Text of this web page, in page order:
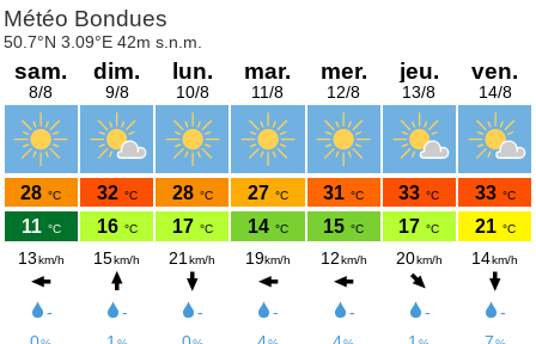
Météo Bondues
50.7°N 3.09°E 42m s.n.m.
sam.
8/8
28 °C
11 °C
13km/h
-
dim.
9/8
32 °C
16 °C
15km/h
-
lun.
10/8
28 °C
17 °C
21 km/h
-
mar.
11/8
27 °C
14 °C
19km/h
-
mer.
12/8
31 °C
15 °C
12km/h
-
jeu.
13/8
33 °C
17 °C
20km/h
-
ven.
14/8
33 °C
21 °C
14km/h
-